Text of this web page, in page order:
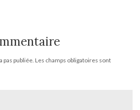
pas publiée. Les champs obligatoires sont